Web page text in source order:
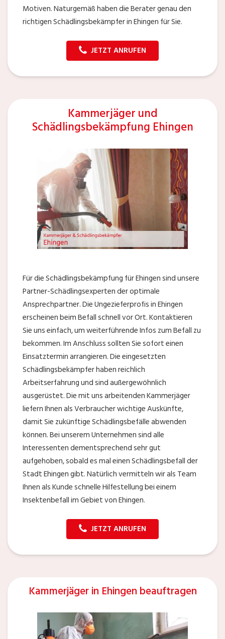
Motiven. Naturgemäß haben die Berater genau den
richtigen Schädlingsbekämpfer in Ehingen für Sie.
JETZT ANRUFEN
Kammerjäger und
Schädlingsbekämpfung Ehingen
Für die Schädlingsbekämpfung für Ehingen sind unsere
Partner-Schädlingsexperten der optimale
Ansprechpartner. Die Ungezieferprofis in Ehingen
erscheinen beim Befall schnell vor Ort. Kontaktieren
Sie uns einfach, um weiterführende Infos zum Befall zu
bekommen. Im Anschluss sollten Sie sofort einen
Einsatztermin arrangieren. Die eingesetzten
Schädlingsbekämpfer haben reichlich
Arbeitserfahrung und sind außergewöhnlich
ausgerüstet. Die mit uns arbeitenden Kammerjäger
liefern Ihnen als Verbraucher wichtige Auskünfte,
damit Sie zukünftige Schädlingsbefälle abwenden
können. Bei unserem Unternehmen sind alle
Interessenten dementsprechend sehr gut
aufgehoben, sobald es mal einen Schädlingsbefall der
Stadt Ehingen gibt. Natürlich vermitteln wir als Team
Ihnen als Kunde schnelle Hilfestellung bei einem
Insektenbefall im Gebiet von Ehingen.
JETZT ANRUFEN
Kammerjäger in Ehingen beauftragen